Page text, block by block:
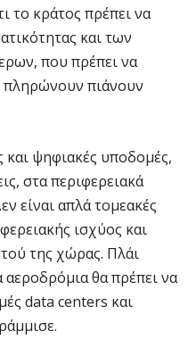
το κράτος πρέπει να
και των
που πρέπει να
πληρώνουν πιάνουν
και ψηφιακές υποδομές,
στα περιφερειακά
είναι απλά τομεακές
ισχύος και
της χώρας. Πλάι
αεροδρόμια θα πρέπει να
data centers και